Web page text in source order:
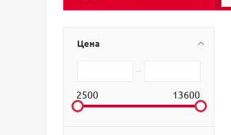
Цена
2500 13600